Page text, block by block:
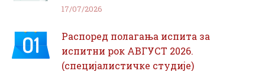
17/07/2026
Распоред полагања испита за
испитни рок АВГУСТ 2026.
(специјалистичке студије)